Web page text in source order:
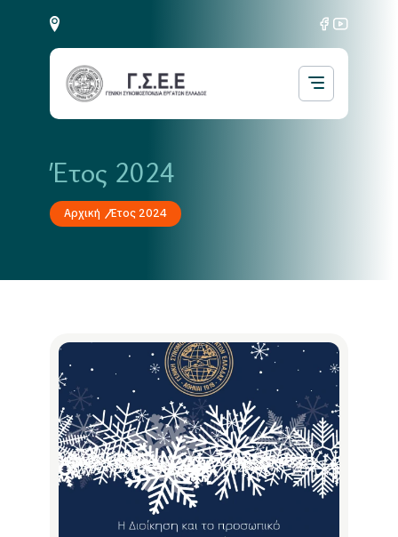
Έτος 2024
Αρχική Έτος 2024